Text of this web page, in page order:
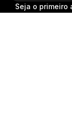
Seja o primeiro